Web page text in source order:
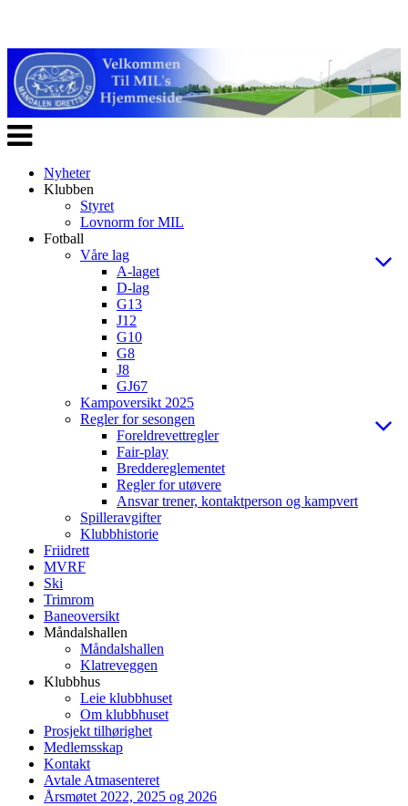
Veksle
navigasjon
Nyheter
Klubben
Styret
Lovnorm for MIL
Fotball
Våre lag
A-laget
D-lag
G13
J12
G10
G8
J8
GJ67
Kampoversikt 2025
Regler for sesongen
Foreldrevettregler
Fair-play
Breddereglementet
Regler for utøvere
Ansvar trener, kontaktperson og kampvert
Spilleravgifter
Klubbhistorie
Friidrett
MVRF
Ski
Trimrom
Baneoversikt
Måndalshallen
Måndalshallen
Klatreveggen
Klubbhus
Leie klubbhuset
Om klubbhuset
Prosjekt tilhørighet
Medlemsskap
Kontakt
Avtale Atmasenteret
Årsmøtet 2022, 2025 og 2026